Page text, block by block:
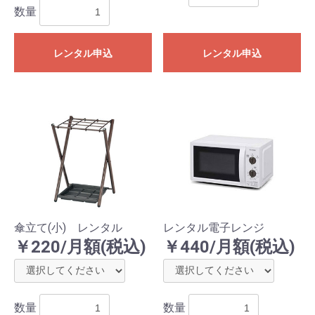
数量
レンタル申込 レンタル申込
傘立て(小) レンタル
￥220/月額(税込)
数量
レンタル電子レンジ
￥440/月額(税込)
数量